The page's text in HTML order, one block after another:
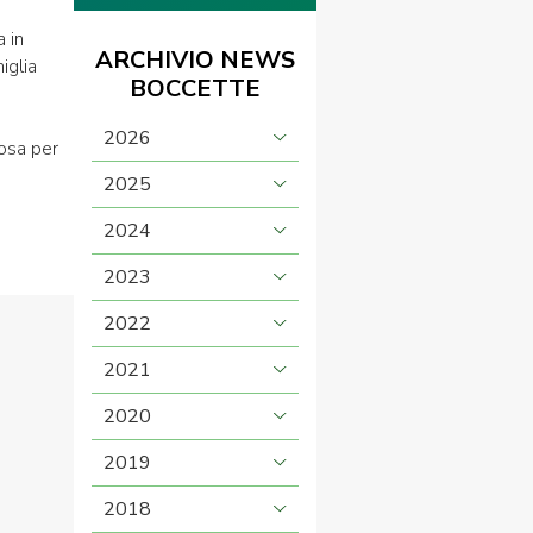
in
per
ARCHIVIO NEWS
BOCCETTE
2026
2025
2024
2023
2022
2021
2020
2019
2018